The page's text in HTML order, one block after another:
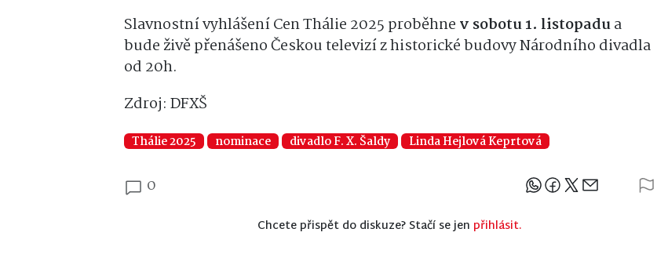
Slavnostní vyhlášení Cen Thálie 2025 proběhne v sobotu 1. listopadua
bude živě přenášeno Českou televizí z historické budovy Národního divadla
od 20h.
Zdroj: DFXŠ
Thálie 2025 nominace divadlo F. X. Šaldy Linda Hejlová Keprtová
0
Sdílejte článek
Chcete přispět do diskuze? Stačí se jen přihlásit.